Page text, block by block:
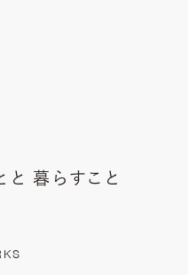
と 暮らすこと